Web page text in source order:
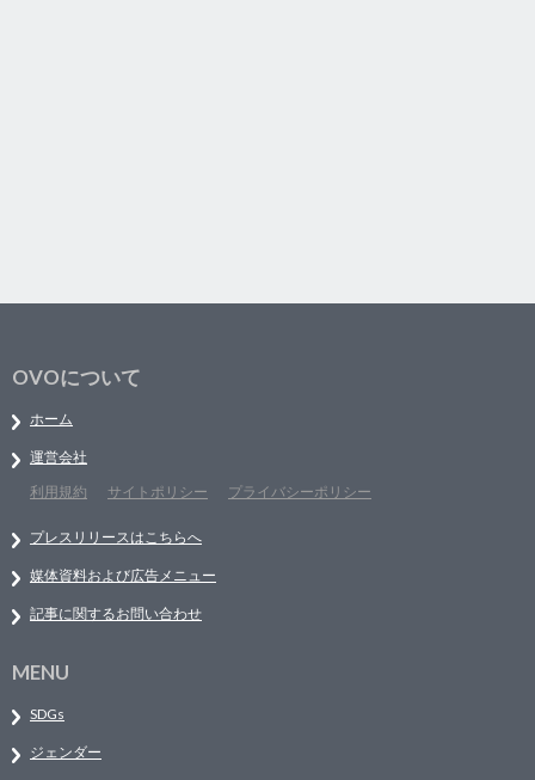
OVOについて
ホーム
運営会社
利用規約
サイトポリシー プライバシーポリシー
プレスリリースはこちらへ
媒体資料および広告メニュー
記事に関するお問い合わせ
MENU
SDGs
ジェンダー